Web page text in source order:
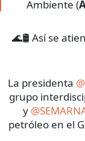
Ambiente (
🌊🛢️ Así se
La presidenta
grupo
y
petróleo en el